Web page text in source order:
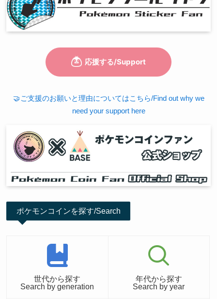
🤝ご支援のお願いと理由についてはこちら/Find out why we
need your support here
ポケモンコインを探す/Search
世代から探す
Search by generation
年代から探す
Search by year